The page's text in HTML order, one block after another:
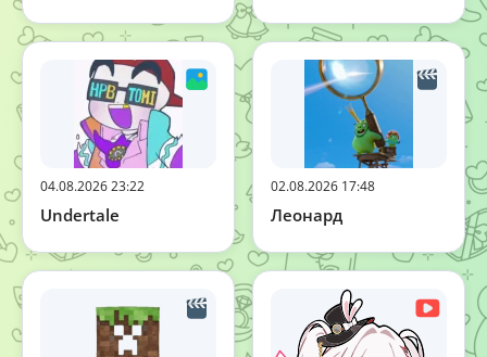
04.08.2026 23:22
Undertale
02.08.2026 17:48
Леонард